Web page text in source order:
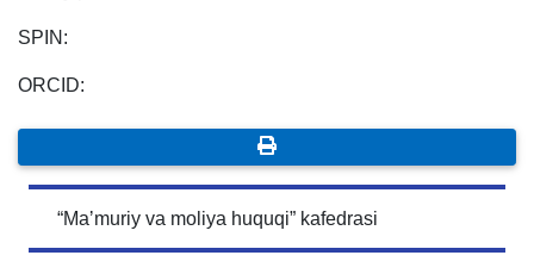
SPIN:
ORCID:
“Maʼmuriy va moliya huquqi” kafedrasi